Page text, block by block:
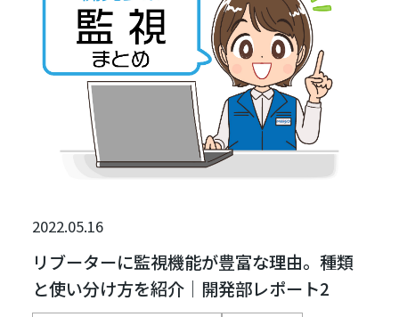
2022.05.16
リブーターに監視機能が豊富な理由。種類
と使い分け方を紹介｜開発部レポート2